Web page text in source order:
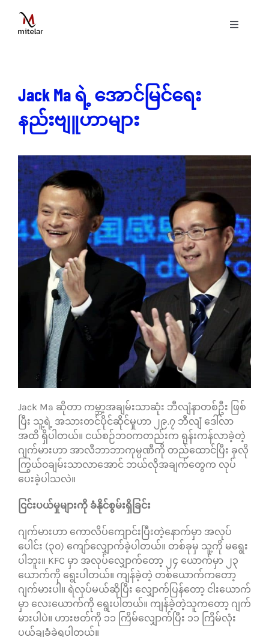
content
Toggle
နည်းပညာ
ဝန်ဆောင်မှုများ
ပရောဂျက်များ
ဗွီဒီယိုများ
ဆောင်းပါးများ
သုံးသပ်ချက်များ
ဆက်သွယ်ရန်
Jack Ma ရဲ့ အောင်မြင်ရေး
နည်းဗျူဟာများ
Jack Ma ဆိုတာ ကမ္ဘာ့အချမ်းသာဆုံး ဘီလျံနာတစ်ဦး ဖြစ်
ပြီး သူ့ရဲ့ အသားတင်ပိုင်ဆိုင်မှုဟာ ၂၉.၇ ဘီလျံ ဒေါ်လာ
အထိ ရှိပါတယ်။ ငယ်စဉ်ဘ၀ကတည်းက ရုန်းကန်လာခဲ့တဲ့
ဂျက်မားဟာ အာလီဘာဘာကုမ္ပဏီကို တည်ထောင်ပြီး ခုလို
ကြွယ်၀ချမ်းသာလာအောင် ဘယ်လိုအချက်တွေက လုပ်
ပေးခဲ့ပါသလဲ။
ငြင်းပယ်မှုများကို ခံနိုင်စွမ်းရှိခြင်း
ဂျက်မားဟာ ကောလိပ်ကျောင်းပြီးတဲ့နောက်မှာ အလုပ်
ပေါင်း (၃၀) ကျော်လျှောက်ခဲ့ပါတယ်။ တစ်ခုမှ သူ့ကို မရွေး
ပါဘူး။ KFC မှာ အလုပ်လျှောက်တော့ ၂၄ ယောက်မှာ ၂၃
ယောက်ကို ရွေးပါတယ်။ ကျန်ခဲ့တဲ့ တစ်ယောက်ကတော့
ဂျက်မားပါ။ ရဲလုပ်မယ်ဆိုပြီး လျှောက်ပြန်တော့ ငါးယောက်
မှာ လေးယောက်ကို ရွေးပါတယ်။ ကျန်ခဲ့တဲ့သူကတော့ ဂျက်
မားပါပဲ။ ဟားဗတ်ကို ၁၁ ကြိမ်လျှောက်ပြီး ၁၁ ကြိမ်လုံး
ပယ်ချခံခဲ့ရပါတယ်။